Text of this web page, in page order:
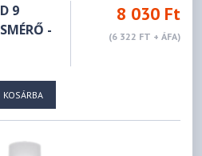
9
-
8 030 Ft
(6 322 FT + ÁFA)
KOSÁRBA